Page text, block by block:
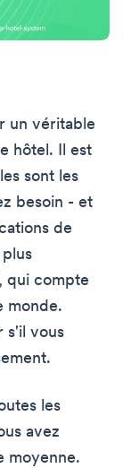
un véritable
hôtel. Il est
sont les
besoin - et
de
qui compte
monde.
s'il vous
les
avez
moyenne.